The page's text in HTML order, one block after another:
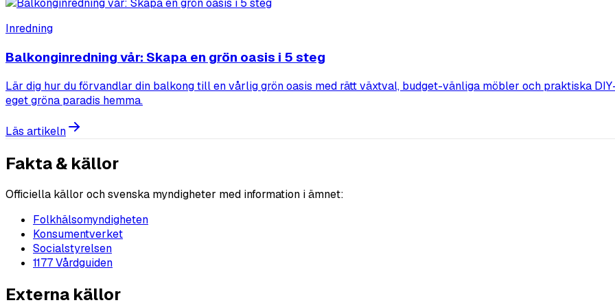
Inredning
Balkonginredning vår: Skapa en grön oasis i 5 steg
Lär dig hur du förvandlar din balkong till en vårlig grön oasis med rätt växtval, budget-vänliga möbler och praktiska
eget gröna paradis hemma.
Läs artikeln
Fakta & källor
Officiella källor och svenska myndigheter med information i ämnet:
Folkhälsomyndigheten
Konsumentverket
Socialstyrelsen
1177 Vårdguiden
Externa källor